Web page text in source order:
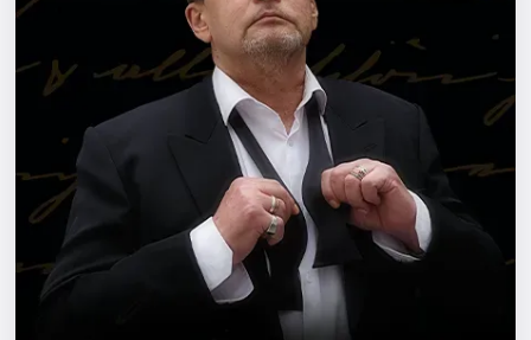
Города
Площадки
Артисты
Рейтинги